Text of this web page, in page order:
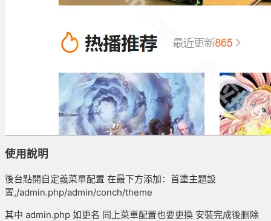
使用說明
後台點開自定義菜單配置 在最下方添加：首塗主題設
置,/admin.php/admin/conch/theme
其中 admin.php 如更名 同上菜單配置也要更換 安裝完成後删除